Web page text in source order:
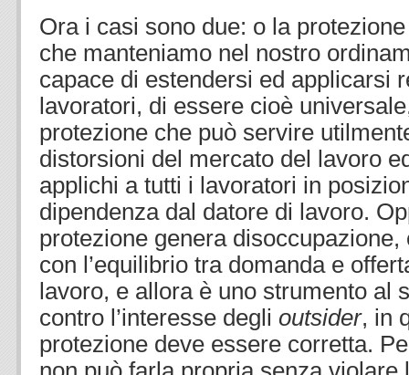
Ora i casi sono due: o la
che manteniamo nel nostro
capace di estendersi ed applicarsi
lavoratori, di essere cioè
protezione che può servire
distorsioni del mercato del lavoro
applichi a tutti i lavoratori in
dipendenza dal datore di lavoro.
protezione genera
con l’equilibrio tra domanda e
lavoro, e allora è uno strumento al
contro l’interesse degli outsider, in
protezione deve essere corretta.